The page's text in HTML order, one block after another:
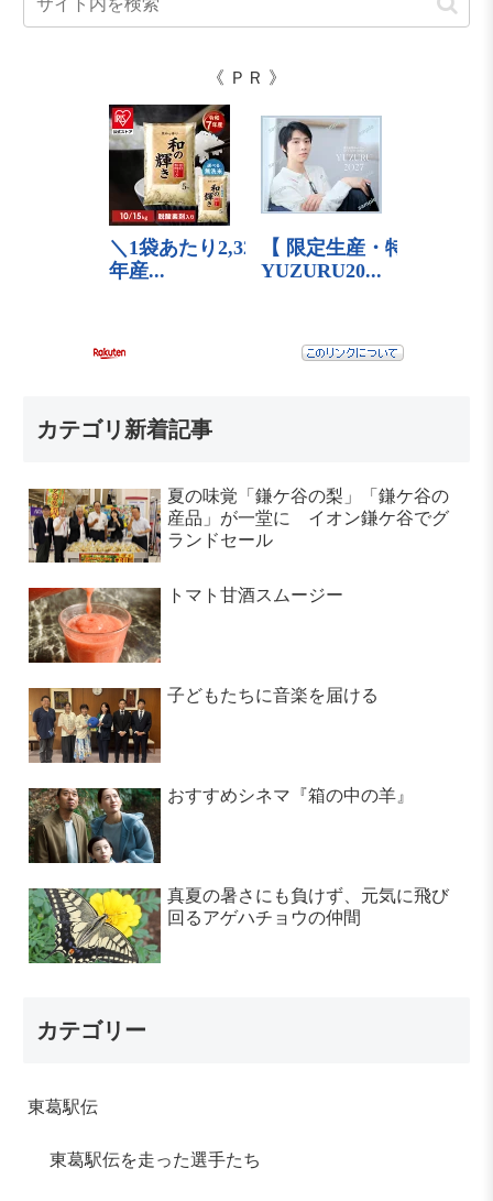
《 ＰＲ 》
カテゴリ新着記事
夏の味覚「鎌ケ谷の梨」「鎌ケ谷の
産品」が一堂に イオン鎌ケ谷でグ
ランドセール
トマト甘酒スムージー
子どもたちに音楽を届ける
おすすめシネマ『箱の中の羊』
真夏の暑さにも負けず、元気に飛び
回るアゲハチョウの仲間
カテゴリー
東葛駅伝
東葛駅伝を走った選手たち